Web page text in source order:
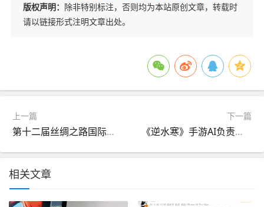
版权声明： 除非特别标注，否则均为本站原创文章，转载时
请以链接形式注明文章出处。
上一篇
第十二届丝绸之路国际电影节在福建福州启幕
下一篇
《逆水寒》手游AI负责人云栖分享：AI重塑虚拟世界情感链接
相关文章